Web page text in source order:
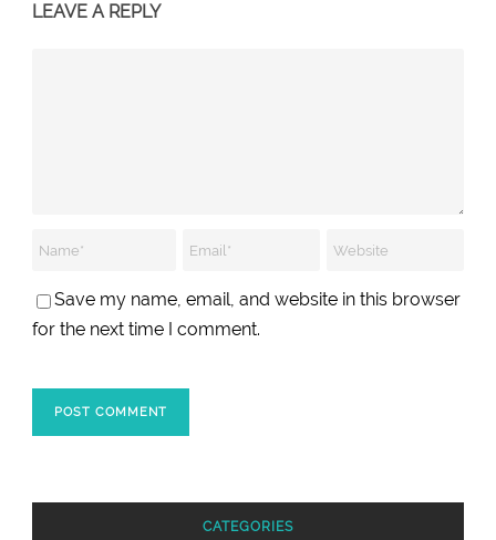
LEAVE A REPLY
Save my name, email, and website in this browser
for the next time I comment.
CATEGORIES